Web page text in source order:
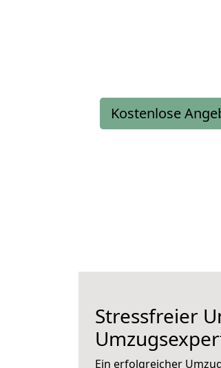
Kostenlose
Stressfreier
Ein erfolgreicher